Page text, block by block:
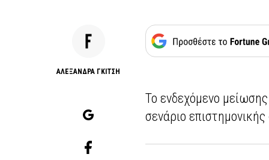
AΛΕΞΑΝΔΡΑ ΓΚΙΤΣΗ
Το ενδεχόμενο
σενάριο